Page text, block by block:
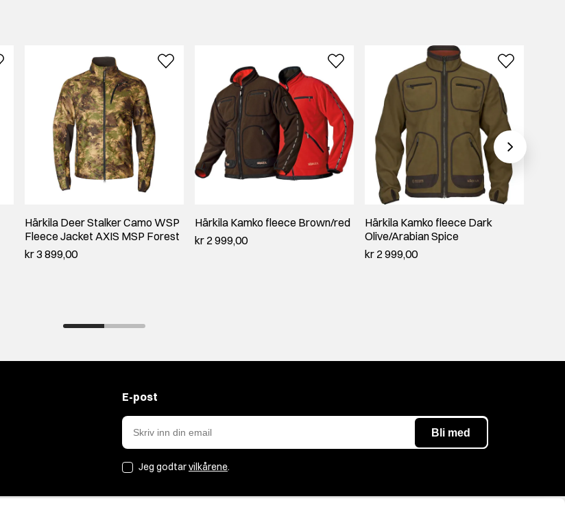
Härkila Deer Stalker Camo WSP
Fleece Jacket AXIS MSP Forest
kr 3 899,00
Härkila Kamko fleece Brown/red
kr 2 999,00
Härkila Kamko fleece Dark
Olive/Arabian Spice
kr 2 999,00
E-post
Jeg godtarvilkårene.